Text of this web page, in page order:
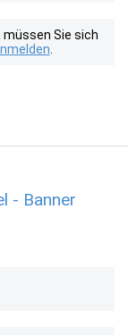
Sie sich
- Banner